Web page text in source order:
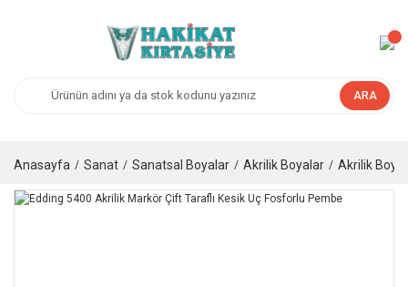
ARA
Anasayfa Sanat Sanatsal Boyalar Akrilik Boyalar Akrilik Boya